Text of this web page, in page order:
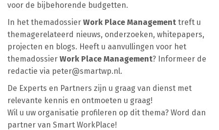
voor de bijbehorende budgetten.
In het themadossier Work Place Management treft u
themagerelateerd nieuws, onderzoeken, whitepapers,
projecten en blogs. Heeft u aanvullingen voor het
themadossier Work Place Management? Informeer de
redactie via peter@smartwp.nl.
De Experts en Partners zijn u graag van dienst met
relevante kennis en ontmoeten u graag!
Wil u uw organisatie profileren op dit thema? Word dan
partner van Smart WorkPlace!